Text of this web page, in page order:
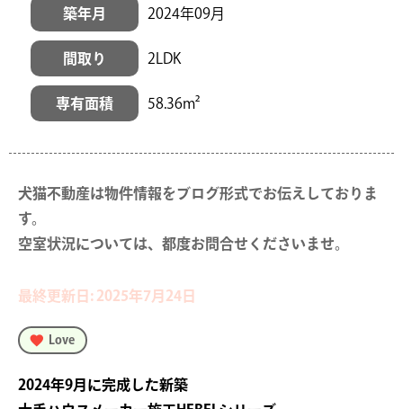
築年月 2024年09月
間取り 2LDK
専有面積 58.36m²
犬猫不動産は物件情報をブログ形式でお伝えしておりま
す。
空室状況については、都度お問合せくださいませ。
最終更新日: 2025年7月24日
Love
2024年9月に完成した新築